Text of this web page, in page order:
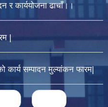
र कार्ययोजना ढाचाँ।।
|
कार्य सम्पादन मुल्यांकन फारम|